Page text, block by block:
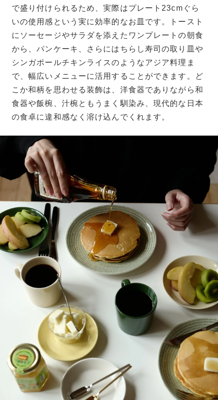
で盛り付けられるため、実際はプレート23cmぐら
いの使用感という実に効率的なお皿です。トースト
にソーセージやサラダを添えたワンプレートの朝食
から、パンケーキ、さらにはちらし寿司の取り皿や
シンガポールチキンライスのようなアジア料理ま
で、幅広いメニューに活用することができます。ど
こか和柄を思わせる装飾は、洋食器でありながら和
食器や飯椀、汁椀ともうまく馴染み、現代的な日本
の食卓に違和感なく溶け込んでくれます。